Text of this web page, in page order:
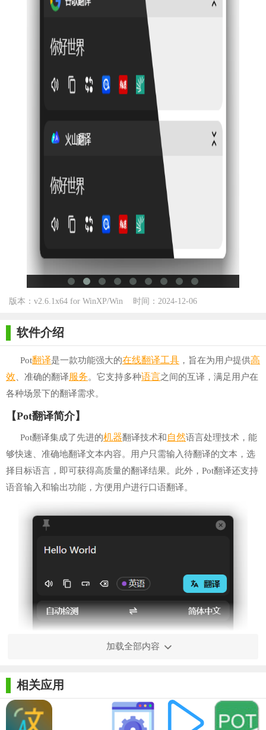
版本：v2.6.1x64 for WinXP/Win
时间：2024-12-06
软件介绍
Pot翻译是一款功能强大的在线翻译工具 ，旨在为用户提供高
效 、准确的翻译服务。它支持多种语言之间的互译，满足用户在
各种场景下的翻译需求。
【Pot翻译简介】
Pot翻译集成了先进的机器翻译技术和自然语言处理技术，能
够快速、准确地翻译文本内容。用户只需输入待翻译的文本，选
择目标语言，即可获得高质量的翻译结果。此外，Pot翻译还支持
语音输入和输出功能，方便用户进行口语翻译。
加载全部内容
相关应用